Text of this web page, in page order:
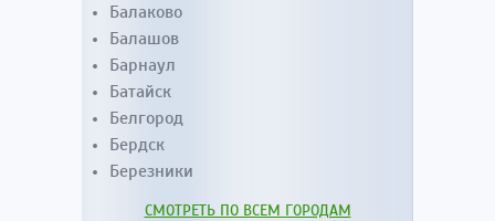
Балаково
Балашов
Барнаул
Батайск
Белгород
Бердск
Березники
СМОТРЕТЬ ПО ВСЕМ ГОРОДАМ